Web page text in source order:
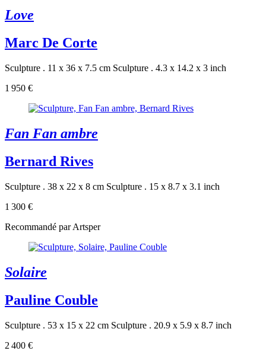
Love
Marc De Corte
Sculpture . 11 x 36 x 7.5 cm Sculpture . 4.3 x 14.2 x 3 inch
1 950 €
Fan Fan ambre
Bernard Rives
Sculpture . 38 x 22 x 8 cm Sculpture . 15 x 8.7 x 3.1 inch
1 300 €
Recommandé par Artsper
Solaire
Pauline Couble
Sculpture . 53 x 15 x 22 cm Sculpture . 20.9 x 5.9 x 8.7 inch
2 400 €